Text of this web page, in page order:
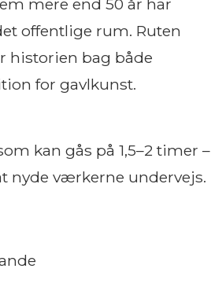
mere end 50 år har
offentlige rum. Ruten
historien bag både
for gavlkunst.
kan gås på 1,5–2 timer –
nyde værkerne undervejs.